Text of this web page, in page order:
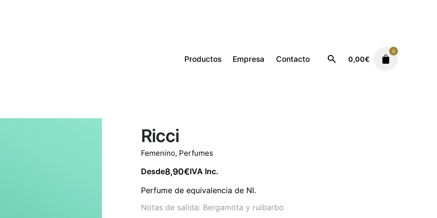
Productos Empresa Contacto 0,00€
0
Ricci
Femenino, Perfumes
Desde8,90€IVA Inc.
Perfume de equivalencia de NI.
Notas de salida: Bergamota y ruibarbo